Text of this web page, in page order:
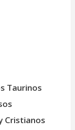
Taurinos
Cristianos